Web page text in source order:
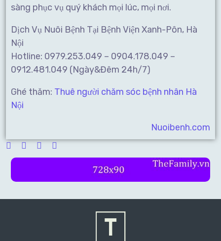
sàng phục vụ quý khách mọi lúc, mọi nơi.
Dịch Vụ Nuôi Bệnh Tại Bệnh Viện Xanh-Pôn, Hà
Nội
Hotline: 0979.253.049 – 0904.178.049 –
0912.481.049 (Ngày&Đêm 24h/7)
Ghé thăm: Thuê người chăm sóc bệnh nhân Hà
Nội
Nuoibenh.com